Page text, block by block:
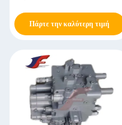
Πάρτε την καλύτερη τιμή